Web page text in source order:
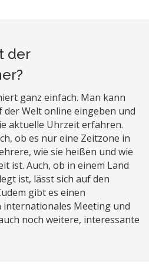
der
ganz einfach. Man kann
Welt online eingeben und
aktuelle Uhrzeit erfahren.
ob es nur eine Zeitzone in
wie sie heißen und wie
ist. Auch, ob in einem Land
ist, lässt sich auf den
gibt es einen
Meeting und
noch weitere, interessante